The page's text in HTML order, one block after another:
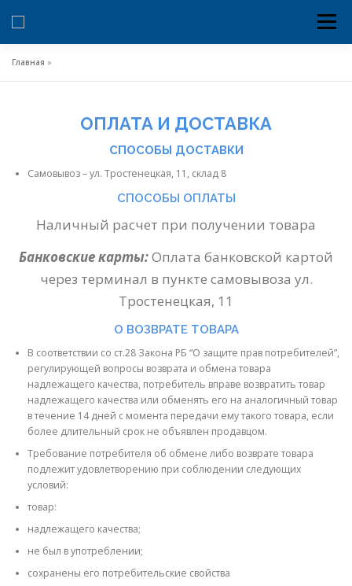
Главная »
ОПЛАТА И ДОСТАВКА
СПОСОБЫ ДОСТАВКИ
Самовывоз – ул. Тростенецкая, 11, склад 8
СПОСОБЫ ОПЛАТЫ
Наличный расчет при получении товара
Банковские карты:Оплата банковской картой
через терминал в пункте самовывоза ул.
Тростенецкая, 11
О ВОЗВРАТЕ ТОВАРА
В соответствии со ст.28 Закона РБ “О защите прав потребителей”,
регулирующей вопросы возврата и обмена товара
надлежащего качества, потребитель вправе возвратить товар
надлежащего качества или обменять его на аналогичный товар
в течение 14 дней с момента передачи ему такого товара, если
более длительный срок не объявлен продавцом.
Требование потребителя об обмене либо возврате товара
подлежит удовлетворению при соблюдении следующих
условий:
товар:
надлежащего качества;
не был в употреблении;
сохранены его потребительские свойства